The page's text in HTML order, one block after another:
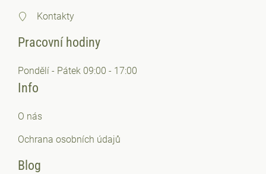
Kontakty
Pracovní hodiny
Pondělí - Pátek 09:00 - 17:00
Info
O nás
Ochrana osobních údajů
Blog